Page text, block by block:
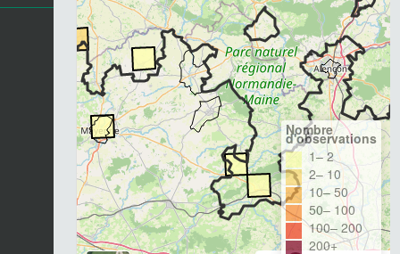
Nombre
d'observations
1– 2
2– 10
10– 50
50– 100
100– 200
200+